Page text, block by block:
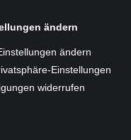
ändern
ändern
Einstellungen
widerrufen